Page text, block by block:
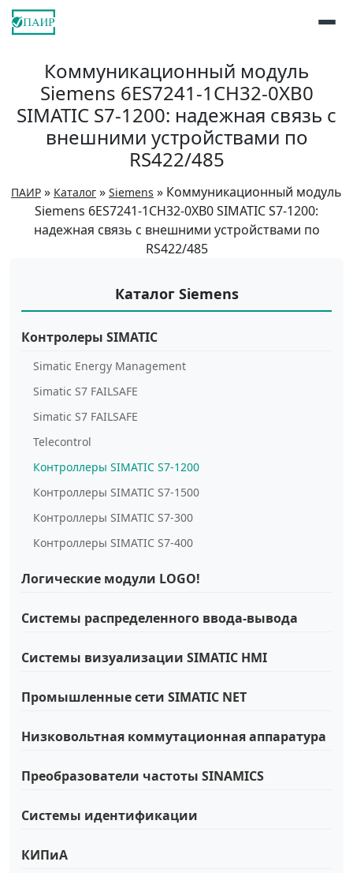
Коммуникационный модуль
Siemens 6ES7241-1CH32-0XB0
SIMATIC S7-1200: надежная связь с
внешними устройствами по
RS422/485
ПАИР » Каталог » Siemens » Коммуникационный модуль
Siemens 6ES7241-1CH32-0XB0 SIMATIC S7-1200:
надежная связь с внешними устройствами по
RS422/485
Каталог Siemens
Контролеры SIMATIC
Simatic Energy Management
Simatic S7 FAILSAFE
Simatic S7 FAILSAFE
Telecontrol
Контроллеры SIMATIC S7-1200
Контроллеры SIMATIC S7-1500
Контроллеры SIMATIC S7-300
Контроллеры SIMATIC S7-400
Логические модули LOGO!
Системы распределенного ввода-вывода
Системы визуализации SIMATIC HMI
Промышленные сети SIMATIC NET
Низковольтная коммутационная аппаратура
Преобразователи частоты SINAMICS
Системы идентификации
КИПиА